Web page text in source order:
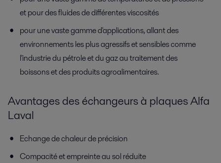
et pour des fluides de différentes viscosités
pour une vaste gamme d'applications, allant des
environnements les plus agressifs et sensibles comme
l'industrie du pétrole et du gaz au traitement des
boissons et des produits agroalimentaires.
Avantages des échangeurs à plaques Alfa
Laval
Echange de chaleur de précision
Compacité et empreinte au sol réduite